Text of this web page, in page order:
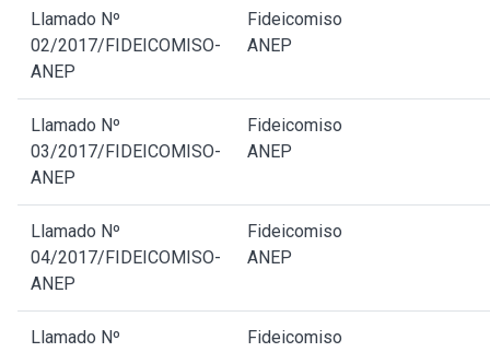
Llamado Nº
02/2017/FIDEICOMISO-
ANEP
Fideicomiso
ANEP
Llamado Nº
03/2017/FIDEICOMISO-
ANEP
Fideicomiso
ANEP
Llamado Nº
04/2017/FIDEICOMISO-
ANEP
Fideicomiso
ANEP
Llamado Nº
Fideicomiso